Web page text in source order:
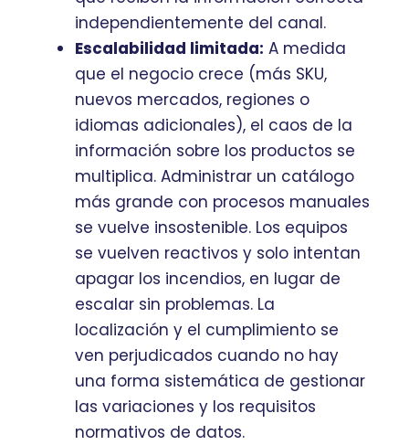
independientemente del canal.
Escalabilidad limitada: A medida
que el negocio crece (más SKU,
nuevos mercados, regiones o
idiomas adicionales), el caos de la
información sobre los productos se
multiplica. Administrar un catálogo
más grande con procesos manuales
se vuelve insostenible. Los equipos
se vuelven reactivos y solo intentan
apagar los incendios, en lugar de
escalar sin problemas. La
localización y el cumplimiento se
ven perjudicados cuando no hay
una forma sistemática de gestionar
las variaciones y los requisitos
normativos de datos.